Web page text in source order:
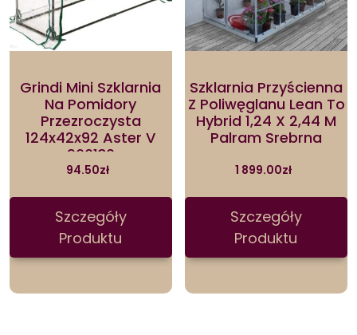
Grindi Mini Szklarnia
Na Pomidory
Przezroczysta
124x42x92 Aster V
960130
94.50zł
Szczegóły
Produktu
Szklarnia Przyścienna
Z Poliwęglanu Lean To
Hybrid 1,24 X 2,44 M
Palram Srebrna
1 899.00zł
Szczegóły
Produktu